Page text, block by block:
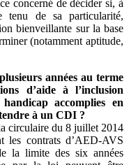
concerné de décider si, à
tenu de sa particularité,
bienveillante sur la base
(notamment aptitude,
années au terme
d’aide à l’inclusion
accomplies en
à un CDI ?
circulaire du 8 juillet 2014
les contrats d’AED-AVS
la limite des six années